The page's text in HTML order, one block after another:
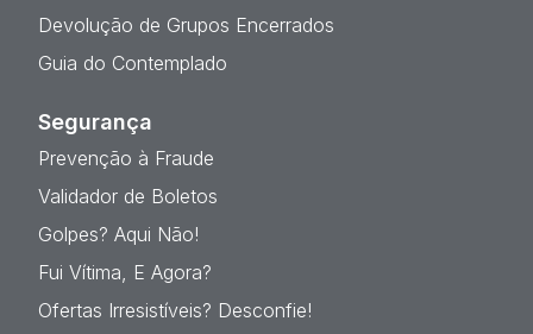
Devolução de Grupos Encerrados
Guia do Contemplado
Segurança
Prevenção à Fraude
Validador de Boletos
Golpes? Aqui Não!
Fui Vítima, E Agora?
Ofertas Irresistíveis? Desconfie!